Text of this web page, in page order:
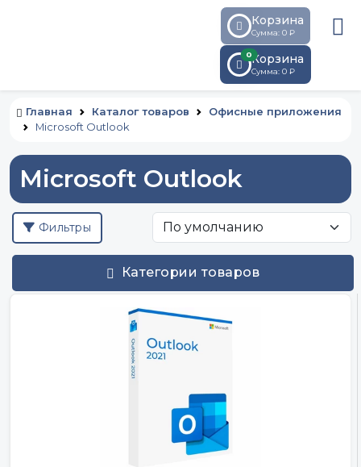
Корзина
Сумма: 0 ₽
0Корзина
Сумма: 0 ₽
Главная Каталог товаров
Офисные приложения
Microsoft Outlook
Microsoft Outlook
Фильтры
Категории товаров